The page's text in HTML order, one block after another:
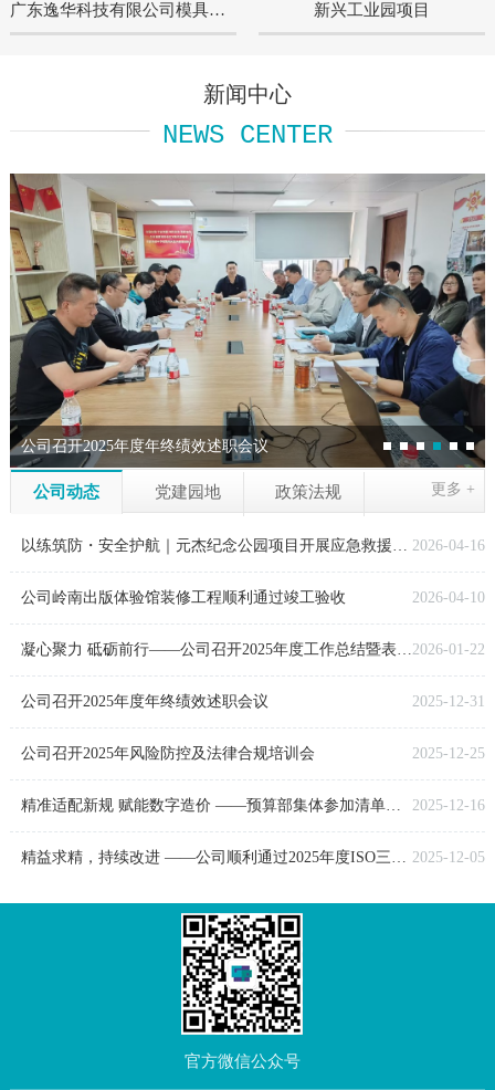
广东逸华科技有限公司模具及零配件厂房工程 新兴工业园项目
新闻中心
NEWS CENTER
公司召开2025年度年终绩效述职会议
4 5 6
公司动态 党建园地 政策法规 更多 +
2026-04-16
2026-04-10
公司岭南出版体验馆装修工程顺利通过竣工验收
2026-01-22
2025-12-31
公司召开2025年度年终绩效述职会议
2025-12-25
公司召开2025年风险防控及法律合规培训会
2025-12-16
精准适配新规 赋能数字造价 ——预算部集体参加清单大师QT智慧云计价软件线上专题讲座
2025-12-05
官方微信公众号